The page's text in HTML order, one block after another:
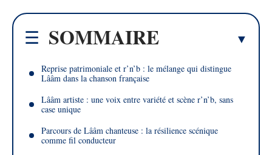
SOMMAIRE
Reprise patrimoniale et r’n’b : le mélange qui distingue
Lââm dans la chanson française
Lââm artiste : une voix entre variété et scène r’n’b, sans
case unique
Parcours de Lââm chanteuse : la résilience scénique
comme fil conducteur